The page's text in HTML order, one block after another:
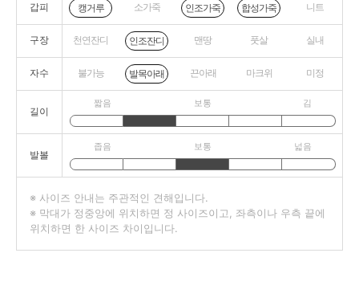
갑피 캥거루 소가죽 인조가죽 합성가죽 니트
구장 천연잔디 인조잔디 맨땅 풋살 실내
자수 불가능 발목아래 끈아래 마크위 미정
길이
짧음 보통 김
발볼
좁음 보통 넓음
※ 사이즈 안내는 주관적인 견해입니다.
※ 막대가 정중앙에 위치하면 정 사이즈이고, 좌측이나 우측 끝에
위치하면 한 사이즈 차이입니다.